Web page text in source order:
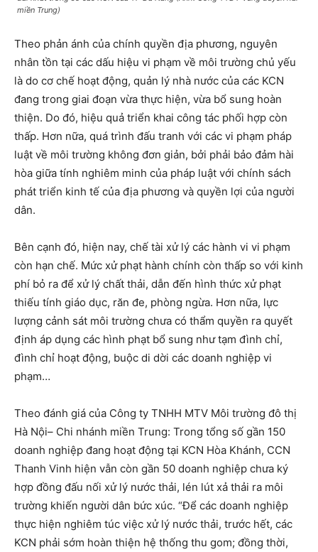
miền Trung)
Theo phản ánh của chính quyền địa phương, nguyên
nhân tồn tại các dấu hiệu vi phạm về môi trường chủ yếu
là do cơ chế hoạt động, quản lý nhà nước của các KCN
đang trong giai đoạn vừa thực hiện, vừa bổ sung hoàn
thiện. Do đó, hiệu quả triển khai công tác phối hợp còn
thấp. Hơn nữa, quá trình đấu tranh với các vi phạm pháp
luật về môi trường không đơn giản, bởi phải bảo đảm hài
hòa giữa tính nghiêm minh của pháp luật với chính sách
phát triển kinh tế của địa phương và quyền lợi của người
dân.
Bên cạnh đó, hiện nay, chế tài xử lý các hành vi vi phạm
còn hạn chế. Mức xử phạt hành chính còn thấp so với kinh
phí bỏ ra để xử lý chất thải, dẫn đến hình thức xử phạt
thiếu tính giáo dục, răn đe, phòng ngừa. Hơn nữa, lực
lượng cảnh sát môi trường chưa có thẩm quyền ra quyết
định áp dụng các hình phạt bổ sung như tạm đình chỉ,
đình chỉ hoạt động, buộc di dời các doanh nghiệp vi
phạm…
Theo đánh giá của Công ty TNHH MTV Môi trường đô thị
Hà Nội– Chi nhánh miền Trung: Trong tổng số gần 150
doanh nghiệp đang hoạt động tại KCN Hòa Khánh, CCN
Thanh Vinh hiện vẫn còn gần 50 doanh nghiệp chưa ký
hợp đồng đấu nối xử lý nước thải, lén lút xả thải ra môi
trường khiến người dân bức xúc. “Để các doanh nghiệp
thực hiện nghiêm túc việc xử lý nước thải, trước hết, các
KCN phải sớm hoàn thiện hệ thống thu gom; đồng thời,